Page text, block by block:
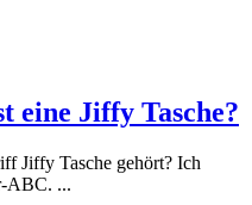
eine Jiffy Tasche?
Jiffy Tasche gehört? Ich
ABC. ...